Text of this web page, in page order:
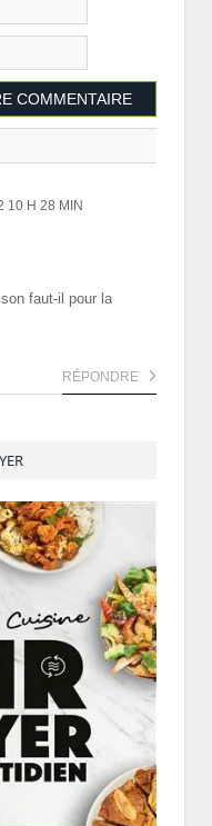
10 H 28 MIN
faut-il pour la
RÉPONDRE